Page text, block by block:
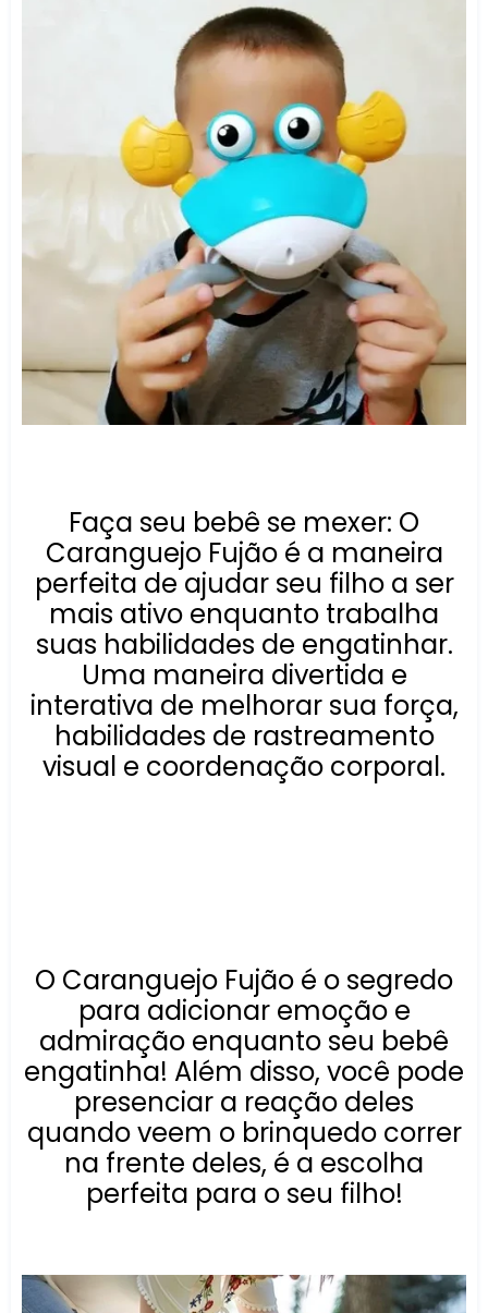
Faça seu bebê se mexer: O
Caranguejo Fujão é a maneira
perfeita de ajudar seu filho a ser
mais ativo enquanto trabalha
suas habilidades de engatinhar.
Uma maneira divertida e
interativa de melhorar sua força,
habilidades de rastreamento
visual e coordenação corporal.
O Caranguejo Fujão é o segredo
para adicionar emoção e
admiração enquanto seu bebê
engatinha! Além disso, você pode
presenciar a reação deles
quando veem o brinquedo correr
na frente deles, é a escolha
perfeita para o seu filho!